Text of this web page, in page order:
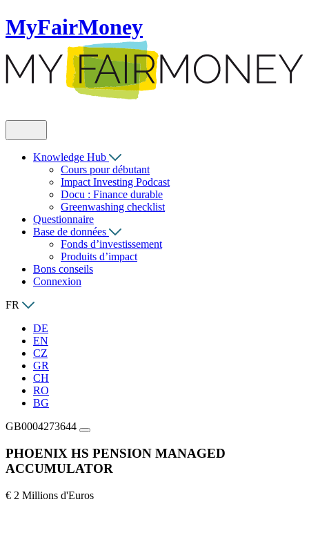
MyFairMoney
Knowledge Hub
Cours pour débutant
Impact Investing Podcast
Docu : Finance durable
Greenwashing checklist
Questionnaire
Base de données
Fonds d’investissement
Produits d’impact
Bons conseils
Connexion
FR
DE
EN
CZ
GR
CH
RO
BG
GB0004273644
PHOENIX HS PENSION MANAGED
ACCUMULATOR
€ 2 Millions d'Euros